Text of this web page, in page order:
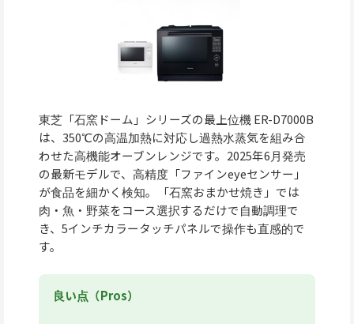
東芝「石窯ドーム」シリーズの最上位機 ER-D7000B
は、350℃の高温加熱に対応し過熱水蒸気を組み合
わせた高機能オーブンレンジです。2025年6月発売
の最新モデルで、高精度「ファインeyeセンサー」
が食品を細かく検知。「石窯おまかせ焼き」では
肉・魚・野菜をコース選択するだけで自動調理で
き、5インチカラータッチパネルで操作も直感的で
す。
良い点（Pros）